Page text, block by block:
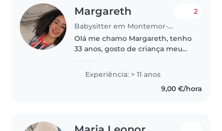
Margareth
Babysitter em Montemor-o-Novo
2
Olá me chamo Margareth, tenho
33 anos, gosto de criança meu
cuidando de uma menina de 3
anos de segunda a sexta e de
um menino de 4 anos de
Experiência: > 11 anos
9,00 €/hora